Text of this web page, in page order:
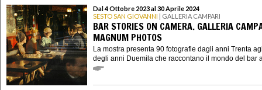
Dal 4 Ottobre 2023 al 30 Aprile 2024
SESTO SAN GIOVANNI | GALLERIA CAMPARI
BAR STORIES ON CAMERA. GALLERIA
MAGNUM PHOTOS
La mostra presenta 90 fotografie dagli anni Trenta
degli anni Duemila che raccontano il mondo del bar